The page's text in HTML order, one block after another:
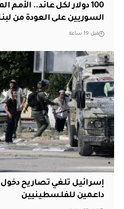
100 دولار لكل عائد..
السوريين على العودة من
قبل 19 ساعة
إسرائيل تلغي تصاريح دخول
داعمين للفلسطينيين